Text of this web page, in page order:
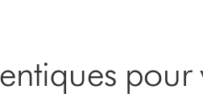
pour